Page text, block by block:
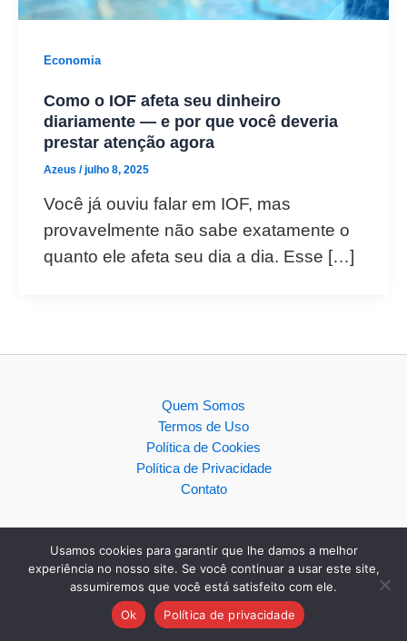
Economia
Como o IOF afeta seu dinheiro
diariamente — e por que você deveria
prestar atenção agora
Azeus /julho 8, 2025
Você já ouviu falar em IOF, mas
provavelmente não sabe exatamente o
quanto ele afeta seu dia a dia. Esse […]
Quem Somos
Termos de Uso
Política de Cookies
Política de Privacidade
Contato
Copyright © 2026
Usamos cookies para garantir que lhe damos a melhor
experiência no nosso site. Se você continuar a usar este site,
assumiremos que você está satisfeito com ele.
Ok
Política de privacidade